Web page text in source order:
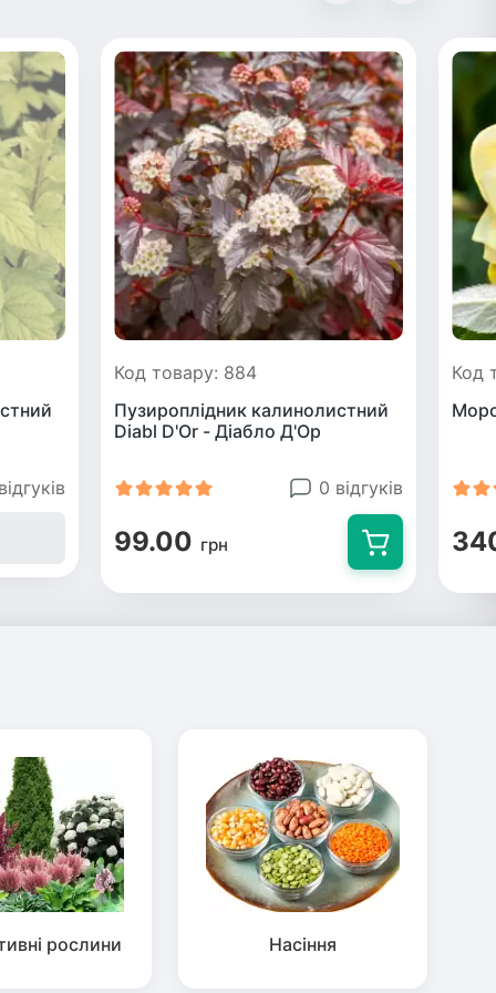
Код товару: 884
Пузироплідник калинолистний
Diabl D'Or - Діабло Д'Ор
0 відгуків
99.00 грн
Код
рослини Насіння